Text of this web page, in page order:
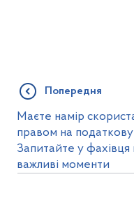
Попередня
Маєте намір
правом на
Запитайте у фахівця
важливі моменти